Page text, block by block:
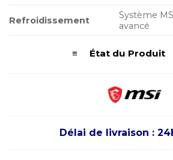
Refroidissement
Système
avancé
≡ État du Produit
Délai de livraison :